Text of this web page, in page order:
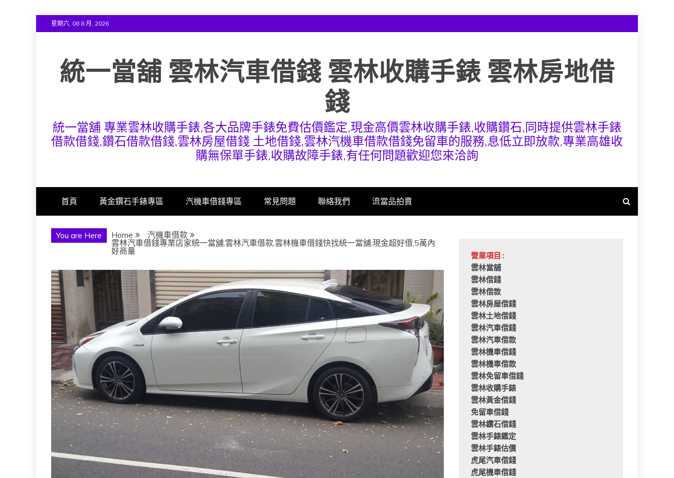
to
星期六, 08 8 月, 2026
統一當舖 雲林汽車借錢 雲林收購手錶 雲林房地借
錢
統一當舖 專業雲林收購手錶,各大品牌手錶免費估價鑑定,現金高價雲林收購手錶,收購鑽石,同時提供雲林手錶
借款借錢,鑽石借款借錢,雲林房屋借錢 土地借錢,雲林汽機車借款借錢免留車的服務,息低立即放款,專業高雄收
購無保單手錶,收購故障手錶,有任何問題歡迎您來洽詢
首頁 黃金鑽石手錶專區 汽機車借錢專區 常見問題 聯絡我們 流當品拍賣
You are Here Home
汽機車借款
雲林汽車借錢專業店家統一當舖,雲林汽車借款,雲林機車借錢快找統一當舖,現金超好借,5萬內
好商量
營業項目:
雲林當舖
雲林借錢
雲林借款
雲林房屋借錢
雲林土地借錢
雲林汽車借錢
雲林汽車借款
雲林機車借錢
雲林機車借款
雲林免留車借錢
雲林收購手錶
雲林黃金借錢
免留車借錢
雲林鑽石借錢
雲林手錶鑑定
雲林手錶估價
虎尾汽車借錢
虎尾機車借錢